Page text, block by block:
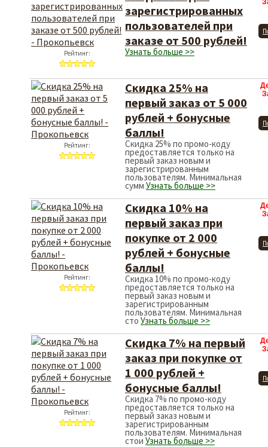
Рейтинг:
зарегистрированных
пользователей при
заказе от 500 рублей!
Узнать больше >>
Рейтинг:
Скидка 25% на
первый заказ от 5 000
рублей + бонусные
баллы!
Скидка 25% по промо-коду
предоставляется только на
первый заказ новым и
зарегистрированным
пользователям. Минимальная
сумм Узнать больше >>
Рейтинг:
Скидка 10% на
первый заказ при
покупке от 2 000
рублей + бонусные
баллы!
Скидка 10% по промо-коду
предоставляется только на
первый заказ новым и
зарегистрированным
пользователям. Минимальная
сто Узнать больше >>
Рейтинг:
Скидка 7% на первый
заказ при покупке от
1 000 рублей +
бонусные баллы!
Скидка 7% по промо-коду
предоставляется только на
первый заказ новым и
зарегистрированным
пользователям. Минимальная
стои Узнать больше >>